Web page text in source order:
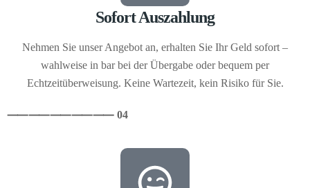
Sofort Auszahlung
Nehmen Sie unser Angebot an, erhalten Sie Ihr Geld sofort –
wahlweise in bar bei der Übergabe oder bequem per
Echtzeitüberweisung. Keine Wartezeit, kein Risiko für Sie.
⸺⸺⸺⸺⸺ 04